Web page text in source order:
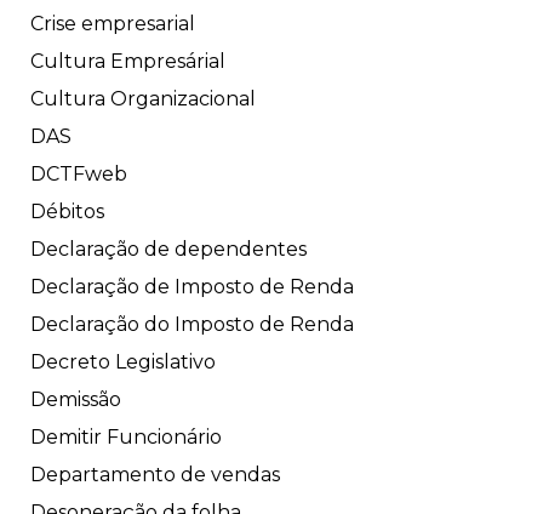
Crise empresarial
Cultura Empresárial
Cultura Organizacional
DAS
DCTFweb
Débitos
Declaração de dependentes
Declaração de Imposto de Renda
Declaração do Imposto de Renda
Decreto Legislativo
Demissão
Demitir Funcionário
Departamento de vendas